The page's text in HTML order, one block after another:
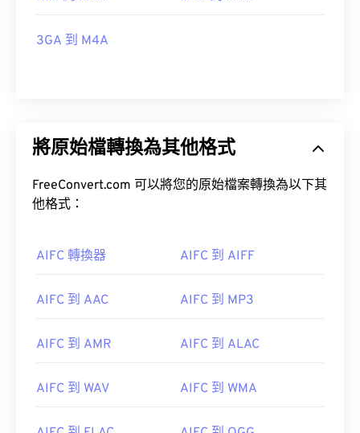
3GA 到 M4A
將原始檔轉換為其他格式
FreeConvert.com 可以將您的原始檔案轉換為以下其
他格式：
AIFC 轉換器 AIFC 到 AIFF
AIFC 到 AAC AIFC 到 MP3
AIFC 到 AMR AIFC 到 ALAC
AIFC 到 WAV AIFC 到 WMA